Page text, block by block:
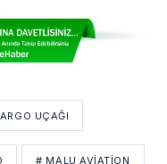
UÇAĞI
# MALU AVIATION